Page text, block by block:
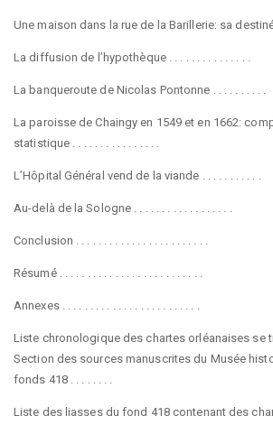
Une maison dans la rue de la Barillerie: sa
La diffusion de l’hypothèque . . . . . . . . . . . . . . .
La banqueroute de Nicolas Pontonne . . . . . . . . . .
La paroisse de Chaingy en 1549 et en 1662:
statistique . . . . . . . . . . . . . . . .
L’Hôpital Général vend de la viande . . . . . . . . . . .
Au-delà de la Sologne . . . . . . . . . . . . . . . . . .
Conclusion . . . . . . . . . . . . . . . . . . . . . . . .
Résumé . . . . . . . . . . . . . . . . . . . . . . . . . .
Annexes . . . . . . . . . . . . . . . . . . . . . . . . .
Liste chronologique des chartes orléanaises se
Section des sources manuscrites du Musée
fonds 418 . . . . . . . .
Liste des liasses du fond 418 contenant des